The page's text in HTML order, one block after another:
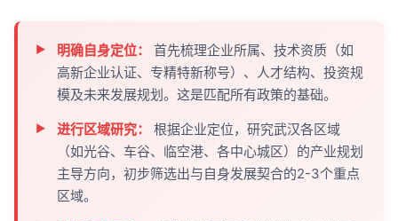
明确自身定位：
首先梳理企业所属、技术资质（如
高新企业认证、专精特新称号）、人才结构、投资规
模及未来发展规划。这是匹配所有政策的基础。
进行区域研究：
根据企业定位，研究武汉各区域
（如光谷、车谷、临空港、各中心城区）的产业规划
主导方向，初步筛选出与自身发展契合的2-3个重点
区域。